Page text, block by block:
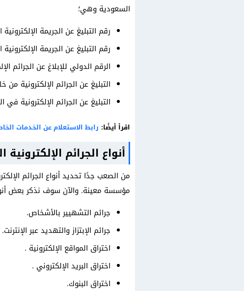
السعودية وهي؛
رقم التبليغ عن الجريمة الإلكترونية
رقم التبليغ عن الجريمة الإلكترونية الخاص
الرقم الدولي للإبلاغ عن الجرائم الإلكترونية
التبليغ عن الجرائم الإلكترونية
التبليغ عن الجرائم الإلكترونية
اقرأ أيضًا: رابط الاستعلام عن الخدمات
أنواع الجرائم
من الصعب جدًا تحديد أنواع الجرائم
مؤسسة معينة. والآن سوف نذكر بعض
جرائم التشهيير بالأشخاص.
جرائم الإبتزاز والتهديد عبر الإنترنت.
اختراق المواقع الإلكترونية .
اختراق البريد الإلكتروني .
اختراق البنوك.